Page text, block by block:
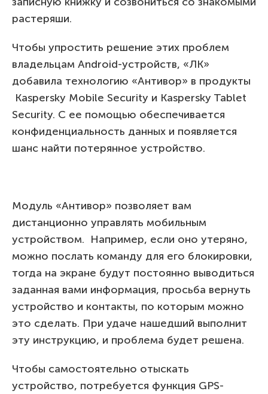
растеряши.
Чтобы упростить решение этих проблем
владельцам Android-устройств, «ЛК»
добавила технологию «Антивор» в продукты
Kaspersky Mobile Security и Kaspersky Tablet
Security. С ее помощью обеспечивается
конфиденциальность данных и появляется
шанс найти потерянное устройство.
Модуль «Антивор» позволяет вам
дистанционно управлять мобильным
устройством. Например, если оно утеряно,
можно послать команду для его блокировки,
тогда на экране будут постоянно выводиться
заданная вами информация, просьба вернуть
устройство и контакты, по которым можно
это сделать. При удаче нашедший выполнит
эту инструкцию, и проблема будет решена.
Чтобы самостоятельно отыскать
устройство, потребуется функция GPS-